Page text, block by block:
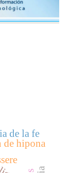
de hipona
de la fe